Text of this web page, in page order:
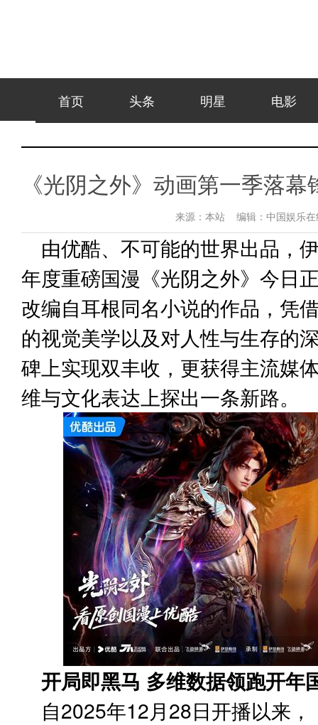
首页 头条 明星 电影
《光阴之外》动画第一季落
来源： 本站 编辑： 中国娱乐
由优酷、不可能的世界出品，
年度重磅国漫《光阴之外》今日
改编自耳根同名小说的作品，凭
的视觉美学以及对人性与生存的
碑上实现双丰收，更获得主流媒
维与文化表达上探出一条新路。
开局即黑马 多维数据领跑开年
自2025年12月28日开播以来